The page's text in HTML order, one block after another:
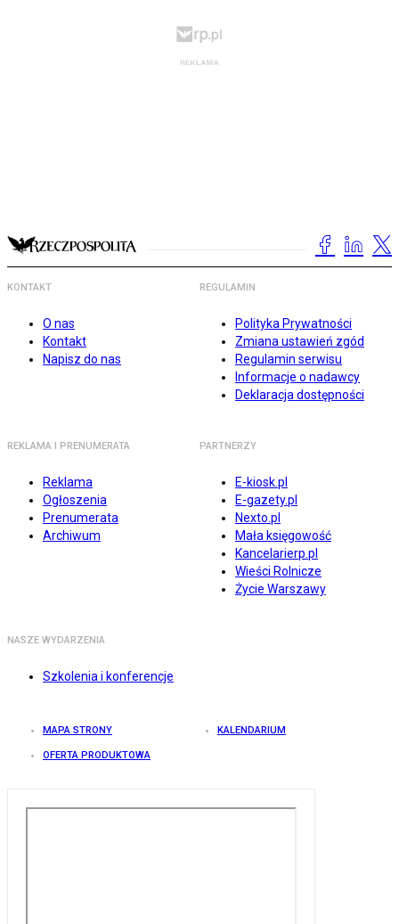
KONTAKT
O nas
Kontakt
Napisz do nas
REGULAMIN
Polityka Prywatności
Zmiana ustawień zgód
Regulamin serwisu
Informacje o nadawcy
Deklaracja dostępności
REKLAMA I PRENUMERATA
Reklama
Ogłoszenia
Prenumerata
Archiwum
PARTNERZY
E-kiosk.pl
E-gazety.pl
Nexto.pl
Mała księgowość
Kancelarierp.pl
Wieści Rolnicze
Życie Warszawy
NASZE WYDARZENIA
Szkolenia i konferencje
MAPA STRONY KALENDARIUM
OFERTA PRODUKTOWA